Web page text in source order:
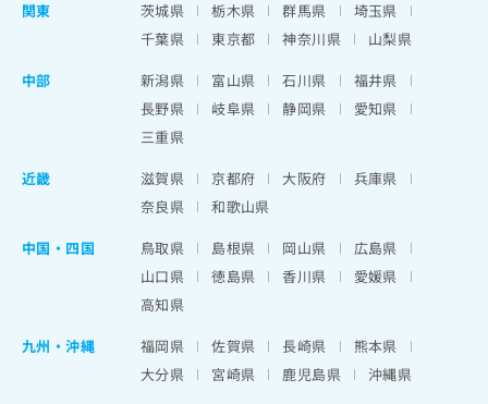
関東
茨城県 栃木県 群馬県
埼玉県
千葉県
東京都 神奈川県
山梨県
中部
新潟県 富山県 石川県
福井県
長野県
岐阜県 静岡県
愛知県
三重県
近畿
滋賀県 京都府 大阪府
兵庫県
奈良県
和歌山県
中国・四国
鳥取県 島根県 岡山県
広島県
山口県
徳島県 香川県
愛媛県
高知県
九州・沖縄
福岡県 佐賀県 長崎県
熊本県
大分県
宮崎県 鹿児島県 沖縄県